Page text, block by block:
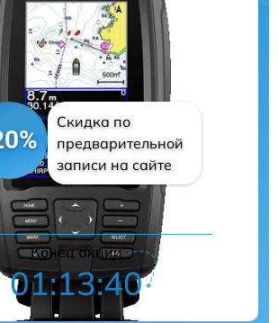
Скидка по
предварительной
записи на сайте
Конец акции
01:13:39